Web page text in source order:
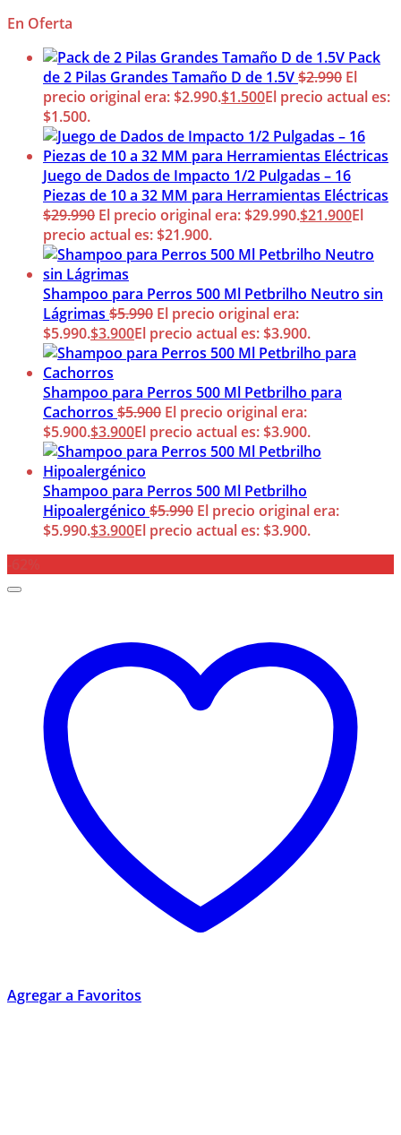
En Oferta
Pack
de 2 Pilas Grandes Tamaño D de 1.5V$2.990 El
precio original era: $2.990.$1.500El precio actual es:
$1.500.
Juego de Dados de Impacto 1/2 Pulgadas – 16
Piezas de 10 a 32 MM para Herramientas Eléctricas
$29.990 El precio original era: $29.990.$21.900El
precio actual es: $21.900.
Shampoo para Perros 500 Ml Petbrilho Neutro sin
Lágrimas $5.990 El precio original era:
$5.990.$3.900El precio actual es: $3.900.
Shampoo para Perros 500 Ml Petbrilho para
Cachorros $5.900 El precio original era:
$5.900.$3.900El precio actual es: $3.900.
Shampoo para Perros 500 Ml Petbrilho
Hipoalergénico $5.990 El precio original era:
$5.990.$3.900El precio actual es: $3.900.
Agregar a Favoritos